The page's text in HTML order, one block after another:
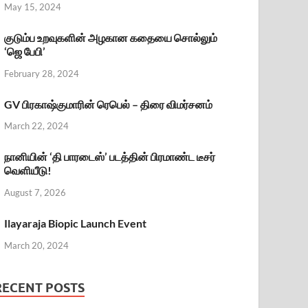
May 15, 2024
குடும்ப உறவுகளின் அழகான கதையை சொல்லும்
‘ஜெ பேபி’
February 28, 2024
GV பிரகாஷ்குமாரின் ரெபெல் – திரை விமர்சனம்
March 22, 2024
நானியின் ‘தி பாரடைஸ்’ படத்தின் பிரமாண்ட டீசர்
வெளியீடு!
August 7, 2026
Ilayaraja Biopic Launch Event
March 20, 2024
POSTS